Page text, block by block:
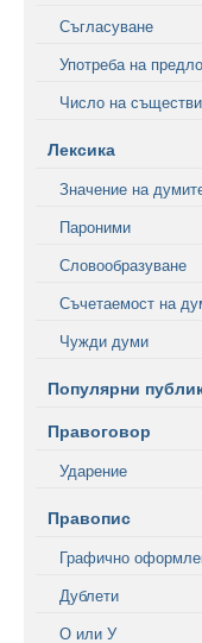
Съгласуване
Употреба на
Число на
Лексика
Значение на
Пароними
Словообразуване
Съчетаемост на
Чужди думи
Популярни
Правоговор
Ударение
Правопис
Графично
Дублети
О или У